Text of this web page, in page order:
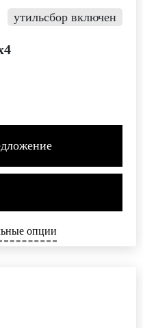
утильсбор включен
опции